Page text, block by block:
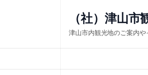
ス
キ
（社）津山市
津山市内観光地のご案内や